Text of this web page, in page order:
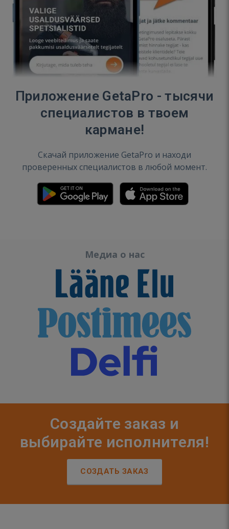
Приложение GetaPro - тысячи
специалистов в твоем
кармане!
Скачай приложение GetaPro и находи
проверенных специалистов в любой момент.
Медиа о нас
Создайте заказ и
выбирайте исполнителя!
СОЗДАТЬ ЗАКАЗ